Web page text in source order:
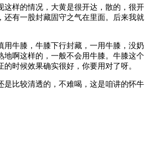
样的情况，大黄是很开达，散的，很开
有一股封藏固守之气在里面。后来我就
牛膝，牛膝下行封藏，一用牛膝，没奶
啊这样的，一般不会用牛膝。牛膝这个
时候效果确实很好，你要用对了呀。
是比较清透的，不难喝，这是咱讲的怀牛